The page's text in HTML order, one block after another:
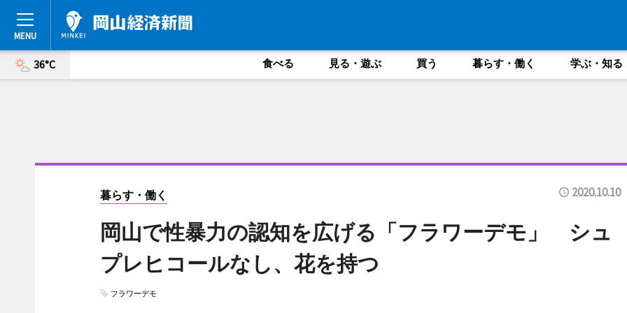
36°C 食べる 見る・遊ぶ 買う 暮らす・働く 学ぶ・知る
暮らす・働く 2020.10.10
岡山で性暴力の認知を広げる「フラワーデモ」 シュ
プレヒコールなし、花を持つ
フラワーデモ